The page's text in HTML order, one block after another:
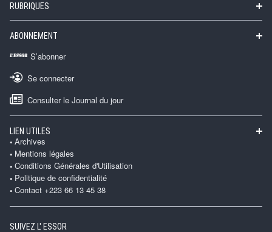
RUBRIQUES
ABONNEMENT
S’abonner
Se connecter
Consulter le Journal du jour
LIEN UTILES
Archives
Mentions légales
Conditions Générales d'Utilisation
Politique de confidentialité
Contact +223 66 13 45 38
SUIVEZ L' ESSOR